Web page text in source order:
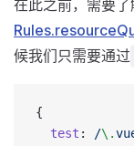
在此之前，需要
候我们只需要通过
{
  test
: /\.